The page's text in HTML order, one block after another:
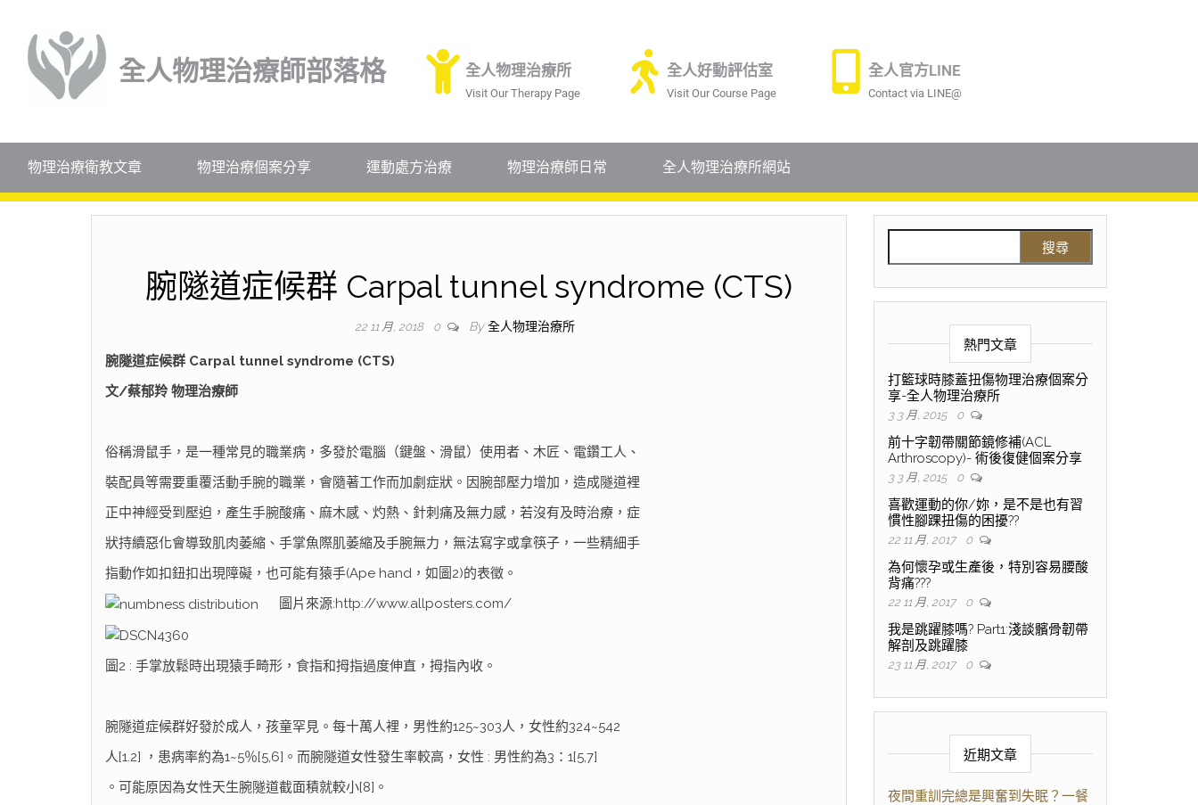
全人物理治療師部落格 全人物理治療所
Visit Our Therapy Page
全人好動評估室
Visit Our Course Page
全人官方LINE
Contact via LINE@
物理治療衛教文章 物理治療個案分享 運動處方治療 物理治療師日常 全人物理治療所網站
腕隧道症候群 Carpal tunnel syndrome (CTS)
22 11 月, 2018 0 By 全人物理治療所
腕隧道症候群 Carpal tunnel syndrome (CTS)
文/蔡郁羚 物理治療師
俗稱滑鼠手，是一種常見的職業病，多發於電腦（鍵盤、滑鼠）使用者、木匠、電鑽工人、
裝配員等需要重覆活動手腕的職業，會隨著工作而加劇症狀。因腕部壓力增加，造成隧道裡
正中神經受到壓迫，產生手腕酸痛、麻木感、灼熱、針刺痛及無力感，若沒有及時治療，症
狀持續惡化會導致肌肉萎縮、手掌魚際肌萎縮及手腕無力，無法寫字或拿筷子，一些精細手
指動作如扣鈕扣出現障礙，也可能有猿手(Ape hand，如圖 2)的表徵。
圖片來源:http://www.allposters.com/
圖2 : 手掌放鬆時出現猿手畸形，食指和拇指過度伸直，拇指內收。
腕隧道症候群好發於成人，孩童罕見。每十萬人裡，男性約125~303人，女性約324~542
人[1.2] ，患病率約為1~5％[5,6]。而腕隧道女性發生率較高，女性 : 男性約為3：1[5,7]
。可能原因為女性天生腕隧道截面積就較小[8]。
熱門文章
打籃球時膝蓋扭傷物理治療個案分
享-全人物理治療所
3 3 月, 2015 0
前十字韌帶關節鏡修補(ACL
Arthroscopy)- 術後復健個案分享
3 3 月, 2015 0
喜歡運動的你/妳，是不是也有習
慣性腳踝扭傷的困擾??
22 11 月, 2017 0
為何懷孕或生產後，特別容易腰酸
背痛???
22 11 月, 2017 0
我是跳躍膝嗎? Part1:淺談髕骨韌帶
解剖及跳躍膝
23 11 月, 2017 0
近期文章
夜間重訓完總是興奮到失眠？一餐